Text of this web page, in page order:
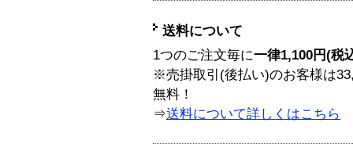
送料について
1つのご注文毎に一律1,100円(税
※売掛取引(後払い)のお客様は
無料！
⇒送料について詳しくはこちら